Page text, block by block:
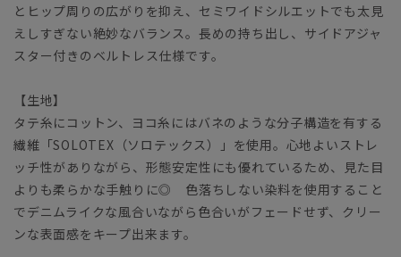
とヒップ周りの広がりを抑え、セミワイドシルエットでも太見
えしすぎない絶妙なバランス。長めの持ち出し、サイドアジャ
スター付きのベルトレス仕様です。
【生地】
タテ糸にコットン、ヨコ糸にはバネのような分子構造を有する
繊維「SOLOTEX（ソロテックス）」を使用。心地よいストレ
ッチ性がありながら、形態安定性にも優れているため、見た目
よりも柔らかな手触りに◎ 色落ちしない染料を使用すること
でデニムライクな風合いながら色合いがフェードせず、クリー
ンな表面感をキープ出来ます。